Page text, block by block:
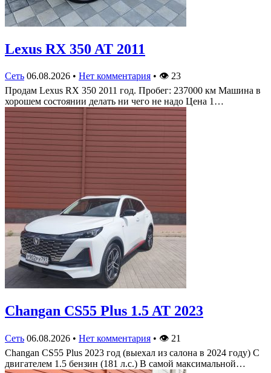
Lexus RX 350 AT 2011
Сеть 06.08.2026 • Нет комментария • 👁 23
Продам Lexus RX 350 2011 год. Пробег: 237000 км Машина в
хорошем состоянии делать ни чего не надо Цена 1…
Changan CS55 Plus 1.5 AT 2023
Сеть 06.08.2026 • Нет комментария • 👁 21
Changan CS55 Plus 2023 год (выехал из салона в 2024 году) С
двигателем 1.5 бензин (181 л.с.) В самой максимальной…